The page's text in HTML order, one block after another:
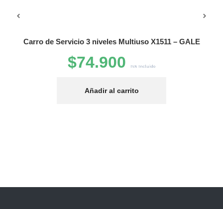
X1511 – GALE
Basurero Contenedor basura 1100